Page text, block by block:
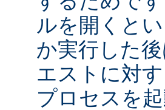
ルを開くと
か実行した
エストに対
プロセスを